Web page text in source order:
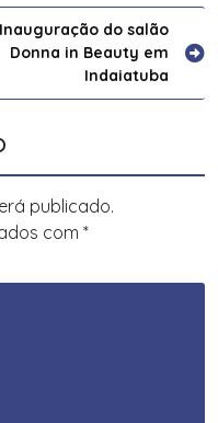
Inauguração do salão
Donna in Beauty em
Indaiatuba
publicado.
com *